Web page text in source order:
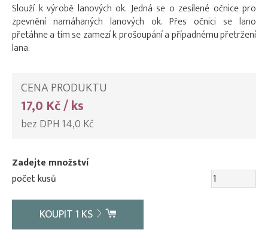
Slouží k výrobě lanových ok. Jedná se o zesílené očnice pro
zpevnění namáhaných lanových ok. Přes očnici se lano
přetáhne a tím se zamezí k prošoupání a případnému přetržení
lana.
CENA PRODUKTU
17,0 Kč / ks
bez DPH 14,0 Kč
Zadejte množství
počet kusů
KOUPIT1 KS